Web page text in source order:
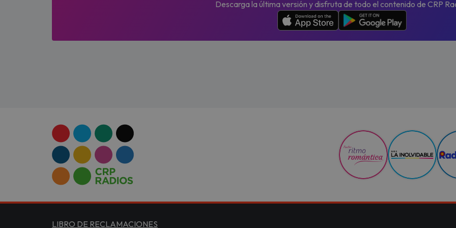
Descarga la última versión y disfruta de todo el contenido de CRP
LIBRO DE RECLAMACIONES